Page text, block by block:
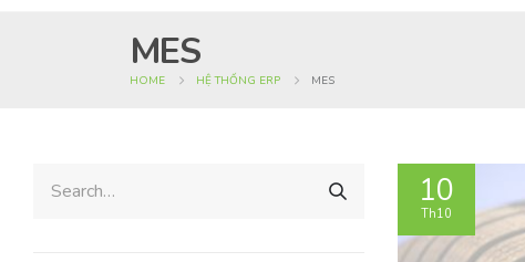
MES
HOME HỆ THỐNG ERP MES
10
Th10